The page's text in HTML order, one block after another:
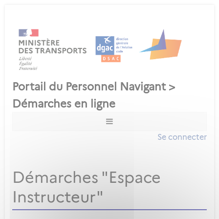
Se connecter
Démarches "Espace
Instructeur"